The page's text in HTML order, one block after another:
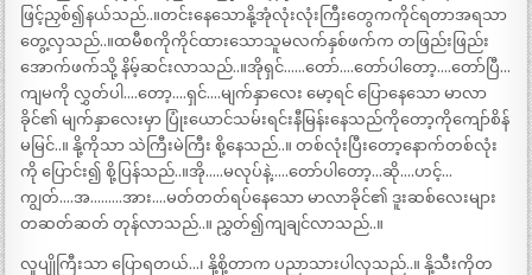
ဖြင့်ညှစ်၍နယ်သည်..။တင်းနေသောနို့အုံလုံးလုံးကြီးတွေကကိုင်ရတာအရသာ
တွေ့လှသည်..။ထမီစကိုကိုင်ထားသောသူမလက်နှစ်ဖက်က တဖြည်းဖြည်း
အောက်ဖက်သို့ နိမ့်ဆင်းလာသည်..။အိုရှင်……တော်….တော်ပါတော့….တော်ပြီ…
ကျမကို လွှတ်ပါ….တော့….ရှင်….မျက်နှာလေး မော့ရင် ပြောနေသော မာလာ
ခိုင်၏ မျက်နှာလေးမှာ ပြုံးယောင်သမ်းရင်းနီမြန်းနေသည်ကိုတော့ကိုကျော်စိန်
မမြင်..။ နို့ကိုသာ သဲကြီးမဲကြီး စို့နေသည်..။ တစ်လုံးပြီးတော့နောက်တစ်လုံး
ကို ပြောင်း၍ စို့ပြန်သည်..။အို…..မလုပ်နဲ့…..တော်ပါတော့…ဆို….ဟင့်…
ကျွတ်….အ………အား….မတ်တတ်ရပ်နေသော မာလာခိုင်၏ ဒူးဆစ်လေးများ
တဆတ်ဆတ် တုန်လာသည်..။ ညွှတ်၍ကျချင်လာသည်..။
လူပျိုကြီးသာ ပြောရတယ်…၊ နို့စို့တာက ပညာသားပါလှသည်..။ နို့သီးကိုတ